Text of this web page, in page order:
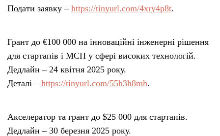
Подати заявку – https://tinyurl.com/4xry4p8t.
Грант до €100 000 на інноваційні інженерні рішення
для стартапів і МСП у сфері високих технологій.
Дедлайн – 24 квітня 2025 року.
Деталі – https://tinyurl.com/55h3h8mh.
Акселератор та грант до $25 000 для стартапів.
Дедлайн – 30 березня 2025 року.